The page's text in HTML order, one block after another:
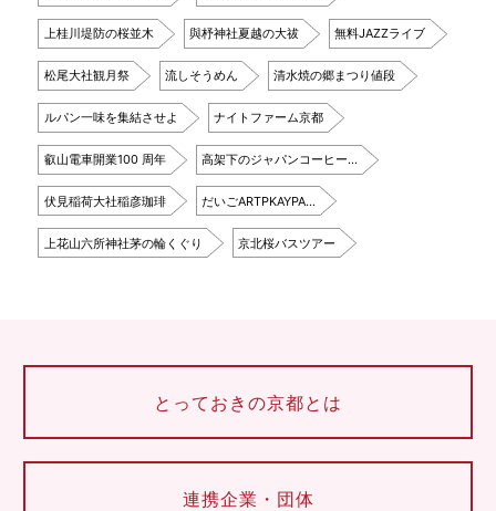
上桂川堤防の桜並木 與杼神社夏越の大祓 無料JAZZライブ
松尾大社観月祭 流しそうめん 清水焼の郷まつり値段
ルパン一味を集結させよ ナイトファーム京都
叡山電車開業100 周年 高架下のジャパンコーヒー…
伏見稲荷大社稲彦珈琲 だいごARTPKAYPA…
上花山六所神社茅の輪くぐり 京北桜バスツアー
とっておきの京都とは
連携企業・団体